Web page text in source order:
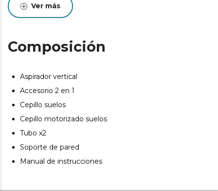
darte un respiro.
Radio de acción de 6 metros: llega a donde necesites
radio de acción de hasta 6 metros.
Depósito de gran capacidad: disfruta de una limpieza
gracias a su gran capacidad de 500 ml.
Ver más
Composición
Aspirador vertical
Accesorio 2 en 1
Cepillo suelos
Cepillo motorizado suelos
Tubo x2
Soporte de pared
Manual de instrucciones